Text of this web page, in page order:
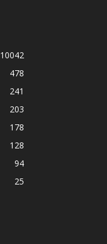
10042
478
241
203
178
128
94
25